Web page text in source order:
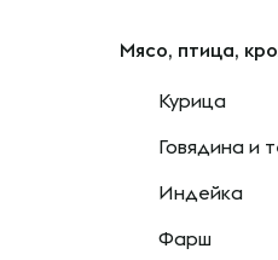
Мясо, птица,
Курица
Говядина и
Индейка
Фарш